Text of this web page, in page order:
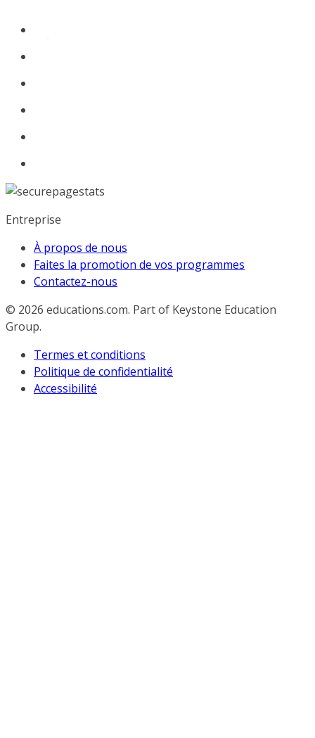
Entreprise
À propos de nous
Faites la promotion de vos programmes
Contactez-nous
© 2026 educations.com. Part of Keystone Education
Group.
Termes et conditions
Politique de confidentialité
Accessibilité